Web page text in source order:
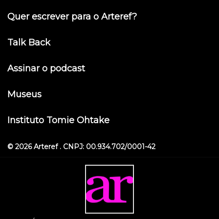
Quer escrever para o Arteref?
Talk Back
Assinar o podcast
Museus
Instituto Tomie Ohtake
© 2026 Arteref . CNPJ: 00.934.702/0001-42